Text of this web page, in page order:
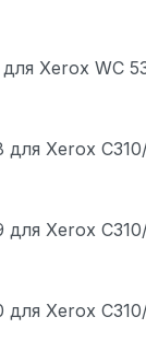
Xerox WC
Xerox
Xerox
Xerox